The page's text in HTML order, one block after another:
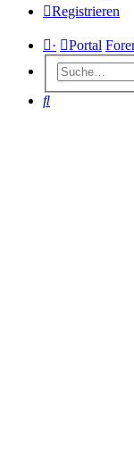
Registrieren
· Portal
Suche